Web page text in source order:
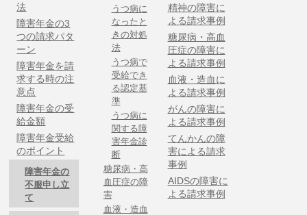
法
障害年金の3
つの請求パタ
ーン
障害年金を請
求する時の注
意点
障害年金の受
給金額
障害年金受給
のポイント
障害年金の
不服申し立
て
うつ病に
なったと
きの対処
法
うつ病で
受給でき
る認定基
準
うつ病に
関する障
害年金診
断
糖尿病・高
血圧症の障
害
血液・造血
精神の障害に
よる請求事例
糖尿病・高血
圧症の障害に
よる請求事例
血液・造血に
よる請求事例
がんの障害に
よる請求事例
てんかんの障
害による請求
事例
AIDSの障害に
よる請求事例